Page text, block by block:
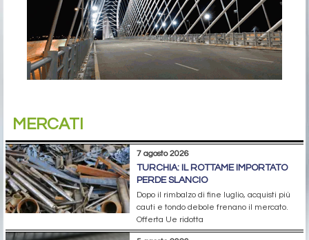
MERCATI
7 agosto 2026
TURCHIA: IL ROTTAME IMPORTATO
PERDE SLANCIO
Dopo il rimbalzo di fine luglio, acquisti più
cauti e tondo debole frenano il mercato.
Offerta Ue ridotta